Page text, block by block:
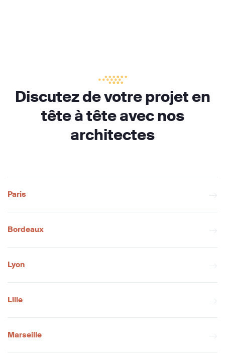
Discutez de votre projet en
tête à tête avec nos
architectes
Paris
Bordeaux
Lyon
Lille
Marseille